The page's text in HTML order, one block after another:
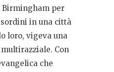
Birmingham per
in una città
loro, vigeva una
Con
che